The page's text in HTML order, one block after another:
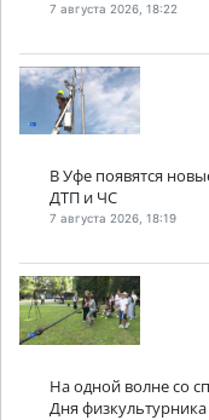
7 августа 2026, 18:22
В Уфе появятся
ДТП и ЧС
7 августа 2026, 18:19
На одной волне со
Дня физкультурника